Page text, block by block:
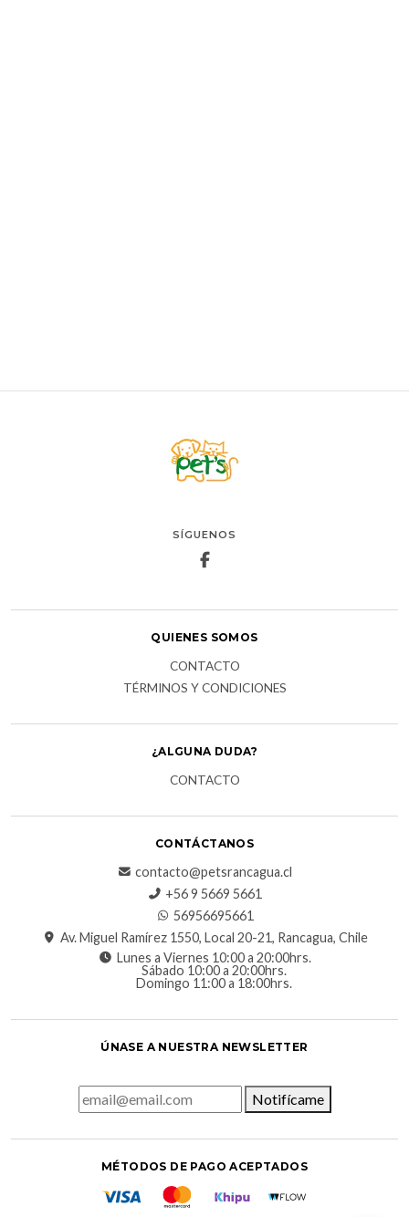
SÍGUENOS
QUIENES SOMOS
CONTACTO
TÉRMINOS Y CONDICIONES
¿ALGUNA DUDA?
CONTACTO
CONTÁCTANOS
contacto@petsrancagua.cl
‪+56 9 5669 5661‬
56956695661‬
Av. Miguel Ramírez 1550, Local 20-21, Rancagua, Chile
Lunes a Viernes 10:00 a 20:00hrs.
Sábado 10:00 a 20:00hrs.
Domingo 11:00 a 18:00hrs.
ÚNASE A NUESTRA NEWSLETTER
Notifícame
MÉTODOS DE PAGO ACEPTADOS